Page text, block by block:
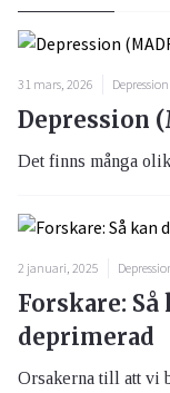
31 mars, 2026
Depression
Det finns många
2 januari, 2025
Forskare:
deprimerad
Orsakerna till att vi